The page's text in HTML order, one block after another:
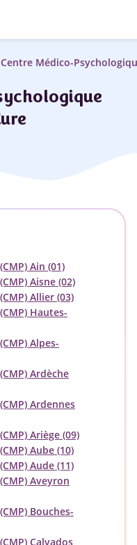
Centre Médico-
Ain (01)
Aisne (02)
Allier (03)
Hautes-
Alpes-
Ardèche
Ardennes
Ariège (09)
Aube (10)
Aude (11)
Aveyron
Bouches-
Calvados